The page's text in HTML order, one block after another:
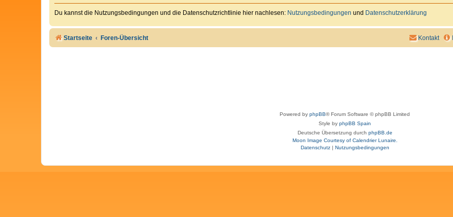
Du kannst die Nutzungsbedingungen und die Datenschutzrichtlinie hier nachlesen: Nutzungsbedingungen und Datenschutzerklärung
Startseite Foren-Übersicht Kontakt
Powered by phpBB® Forum Software © phpBB Limited
Style by phpBB Spain
Deutsche Übersetzung durch phpBB.de
Moon Image Courtesy of Calendrier Lunaire.
Datenschutz| Nutzungsbedingungen